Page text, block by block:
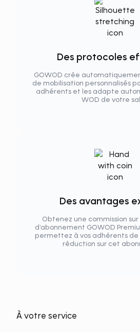
Des protocoles
GOWOD crée
de mobilisation personnalisés
adhérents et les adapte
WOD de votre
Des avantages
Obtenez une commission
d'abonnement GOWOD
permettez à vos adhérents
réduction sur cet
À votre service